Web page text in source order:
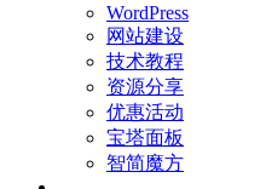
WordPress
网站建设
技术教程
资源分享
优惠活动
宝塔面板
智简魔方